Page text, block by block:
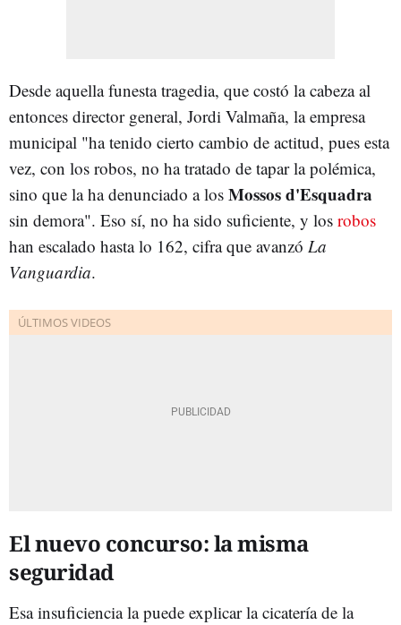
Desde aquella funesta tragedia, que costó la cabeza al
entonces director general, Jordi Valmaña, la empresa
municipal "ha tenido cierto cambio de actitud, pues esta
vez, con los robos, no ha tratado de tapar la polémica,
sino que la ha denunciado a los Mossos d'Esquadra
sin demora". Eso sí, no ha sido suficiente, y los robos
han escalado hasta lo 162, cifra que avanzó La
Vanguardia.
El nuevo concurso: la misma
seguridad
Esa insuficiencia la puede explicar la cicatería de la